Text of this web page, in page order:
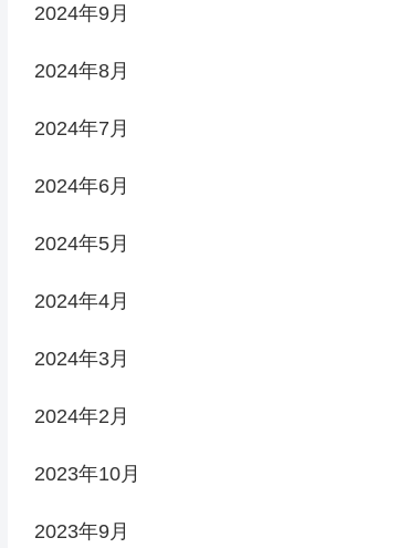
2024年9月
2024年8月
2024年7月
2024年6月
2024年5月
2024年4月
2024年3月
2024年2月
2023年10月
2023年9月